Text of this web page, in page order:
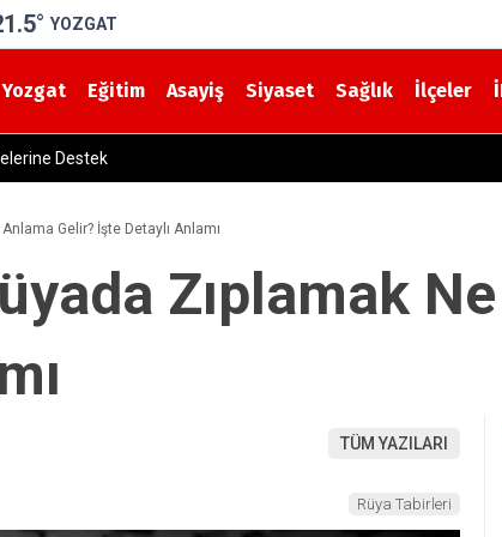
° YOZGAT
Yozgat Eğitim Asayiş Siyaset Sağlık İlçeler
Haftası Mesajı: “Bir Damla Anne Sütü, Bir Ömür Sağlık”
Gelir? İşte Detaylı Anlamı
Zıplamak
TÜM YAZILARI
Rüya Tabirleri